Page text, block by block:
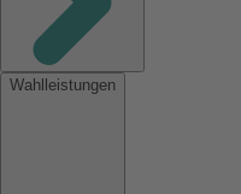
Wahlleistungen